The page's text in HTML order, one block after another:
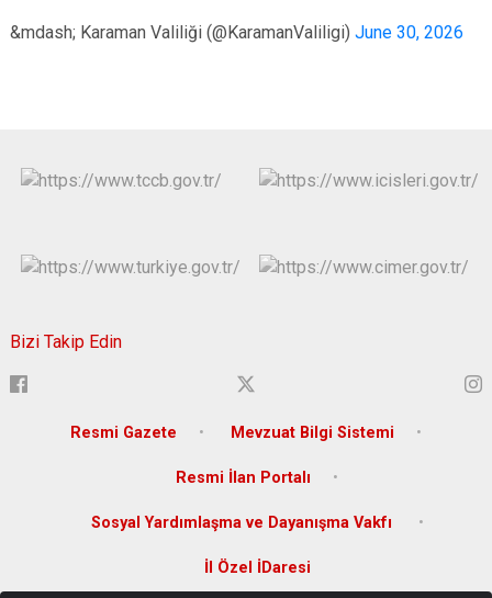
&mdash; Karaman Valiliği (@KaramanValiligi) June 30, 2026
Bizi Takip Edin
Resmi Gazete Mevzuat Bilgi Sistemi
Resmi İlan Portalı
Sosyal Yardımlaşma ve Dayanışma Vakfı
İl Özel İDaresi